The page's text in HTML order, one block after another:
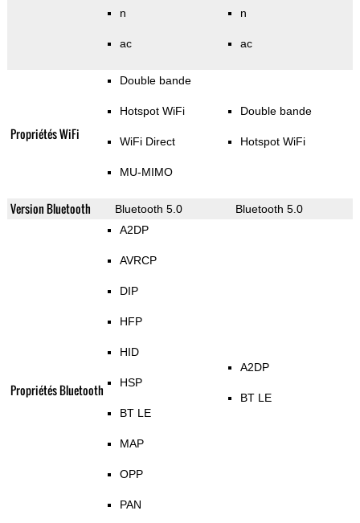
n
ac
n
ac
Propriétés WiFi
Double bande
Hotspot WiFi
WiFi Direct
MU-MIMO
Double bande
Hotspot WiFi
Version Bluetooth Bluetooth 5.0 Bluetooth 5.0
Propriétés Bluetooth
A2DP
AVRCP
DIP
HFP
HID
HSP
BT LE
MAP
OPP
PAN
A2DP
BT LE